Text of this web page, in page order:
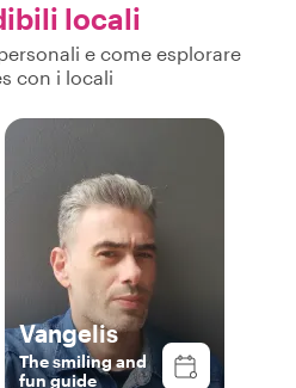
locali
e come esplorare
con i locali
Vangelis
The smiling and
fun guide